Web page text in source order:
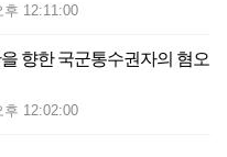
후 12:11:00
향한 국군통수권자의 혐오
후 12:02:00